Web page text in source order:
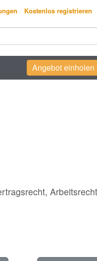
Kostenlos registrieren
Angebot einholen